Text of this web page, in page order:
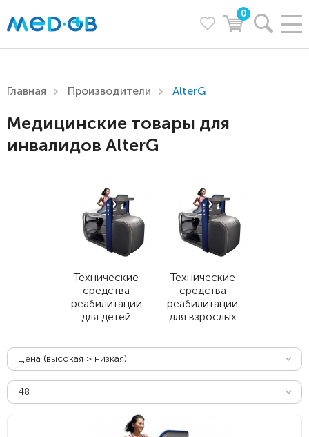
0
Главная Производители AlterG
Медицинские товары для
инвалидов AlterG
Технические
средства
реабилитации
для детей
Технические
средства
реабилитации
для взрослых
Цена (высокая > низкая)
48